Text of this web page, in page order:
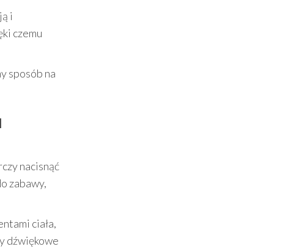
i
czemu
sposób na
nacisnąć
zabawy,
ciała,
dźwiękowe